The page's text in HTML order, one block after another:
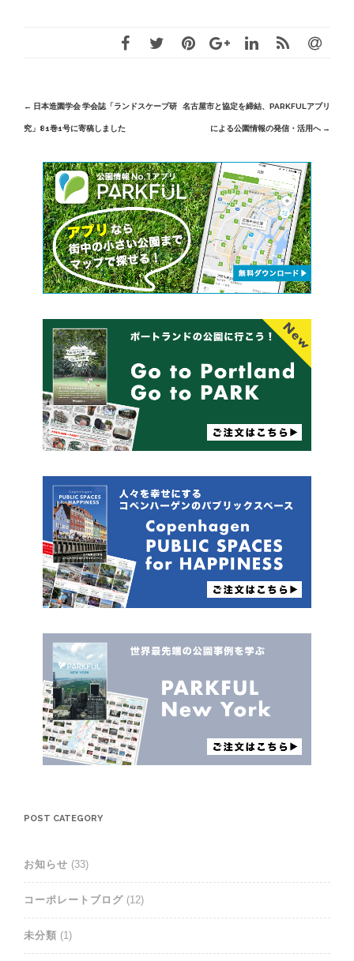
Post
navigation
← 日本造園学会 学会誌「ランドスケープ研
究」81巻1号に寄稿しました
名古屋市と協定を締結、PARKFULアプリ
による公園情報の発信・活用へ →
POST CATEGORY
お知らせ (33)
コーポレートブログ (12)
未分類 (1)